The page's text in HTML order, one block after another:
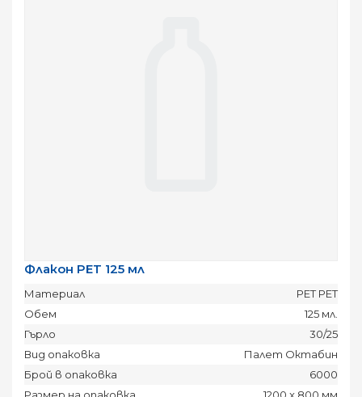
Флакон PET 125 мл
Материал
PET PET
Обем
125 мл.
Гърло
30/25
Вид опаковка
Палет Октабин
Брой в опаковка
6000